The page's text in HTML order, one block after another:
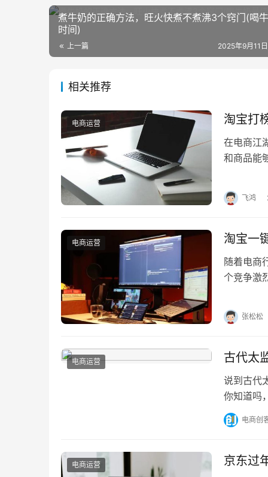
煮牛奶的正确方法，旺火快煮不煮沸3个窍门(喝
时间)
上一篇 2025年9月11
相关推荐
电商运营 淘宝打
在电商江
和商品能
飞鸿
电商运营 淘宝一
随着电商
个竞争激
张松松
电商运营 古代太
说到古代
你知道吗
所谓“净
电商创
电商运营 京东过